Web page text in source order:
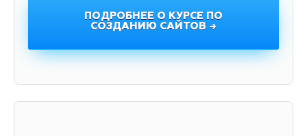
ПОДРОБНЕЕ О КУРСЕ ПО
СОЗДАНИЮ САЙТОВ →